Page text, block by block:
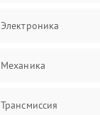
Электроника
Механика
Трансмиссия